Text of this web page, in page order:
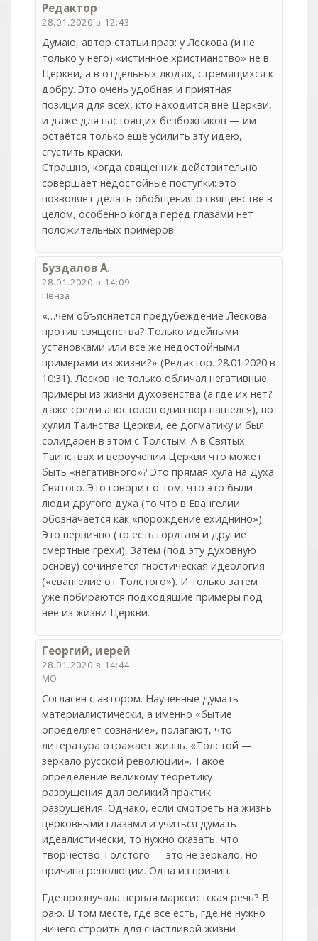
Редактор
28.01.2020 в 12:43
Думаю, автор статьи прав: у Лескова (и не
только у него) «истинное христианство» не в
Церкви, а в отдельных людях, стремящихся к
добру. Это очень удобная и приятная
позиция для всех, кто находится вне Церкви,
и даже для настоящих безбожников — им
остаётся только ещё усилить эту идею,
сгустить краски.
Страшно, когда священник действительно
совершает недостойные поступки: это
позволяет делать обобщения о священстве в
целом, особенно когда перед глазами нет
положительных примеров.
Буздалов A.
28.01.2020 в 14:09
Пенза
«…чем объясняется предубеждение Лескова
против священства? Только идейными
установками или всё же недостойными
примерами из жизни?» (Редактор. 28.01.2020 в
10:31). Лесков не только обличал негативные
примеры из жизни духовенства (а где их нет?
даже среди апостолов один вор нашелся), но
хулил Таинства Церкви, ее догматику и был
солидарен в этом с Толстым. А в Святых
Таинствах и вероучении Церкви что может
быть «негативного»? Это прямая хула на Духа
Святого. Это говорит о том, что это были
люди другого духа (то что в Евангелии
обозначается как «порождение ехиднино»).
Это первично (то есть гордыня и другие
смертные грехи). Затем (под эту духовную
основу) сочиняется гностическая идеология
(«евангелие от Толстого»). И только затем
уже побираются подходящие примеры под
нее из жизни Церкви.
Георгий, иерей
28.01.2020 в 14:44
МО
Согласен с автором. Наученные думать
материалистически, а именно «бытие
определяет сознание», полагают, что
литература отражает жизнь. «Толстой —
зеркало русской революции». Такое
определение великому теоретику
разрушения дал великий практик
разрушения. Однако, если смотреть на жизнь
церковными глазами и учиться думать
идеалистически, то нужно сказать, что
творчество Толстого — это не зеркало, но
причина революции. Одна из причин.
Где прозвучала первая марксистская речь? В
раю. В том месте, где всё есть, где не нужно
ничего строить для счастливой жизни